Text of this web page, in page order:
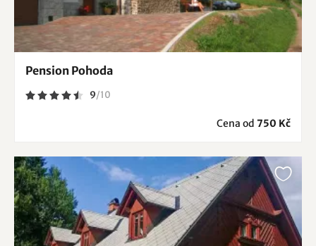
Pension Pohoda
9/10
Cena od 750 Kč